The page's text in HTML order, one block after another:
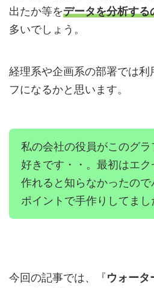
出たか等をデータを分析する
多いでしょう。
経理系や企画系の部署では利
フになるかと思います。
私の会社の役員がこのグラ
好きです・・。最初はエク
作れると知らなかったので
ポイントで手作りしてまし
今回の記事では、『ウォータ